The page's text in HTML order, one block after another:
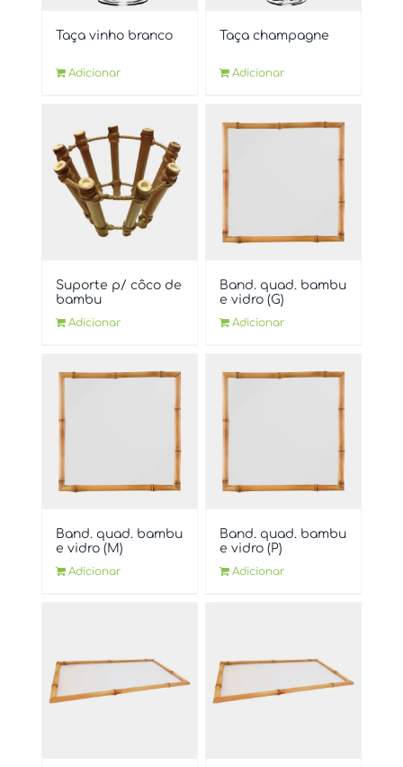
Taça vinho branco
Adicionar
Taça champagne
Adicionar
Suporte p/ côco de
bambu
Adicionar
Band. quad. bambu
e vidro (G)
Adicionar
Band. quad. bambu
e vidro (M)
Adicionar
Band. quad. bambu
e vidro (P)
Adicionar